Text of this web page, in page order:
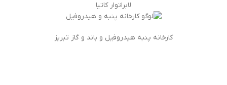
لابراتوار کاتیا
کارخانه پنبه هیدروفیل و باند و گاز تبریز